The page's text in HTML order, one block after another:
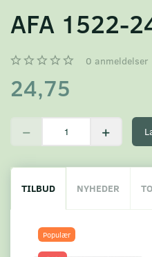
AFA 1522-
0 anmeldelser
24,75
TILBUD NYHEDER
Populær